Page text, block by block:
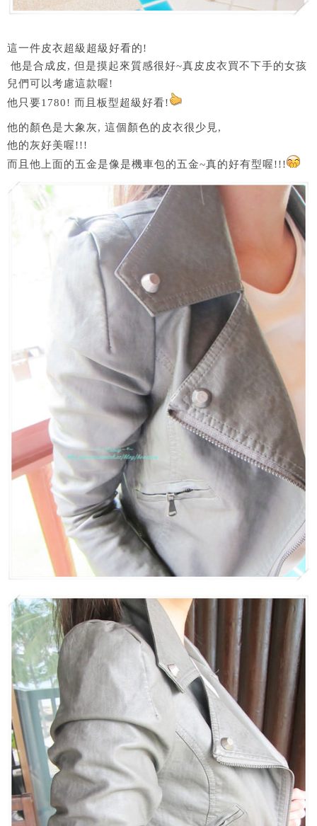
這一件皮衣超級超級好看的!
他是合成皮, 但是摸起來質感很好~真皮皮衣買不下手的女孩
兒們可以考慮這款喔!
他只要1780! 而且板型超級好看!
他的顏色是大象灰, 這個顏色的皮衣很少見,
他的灰好美喔!!!
而且他上面的五金是像是機車包的五金~真的好有型喔!!!